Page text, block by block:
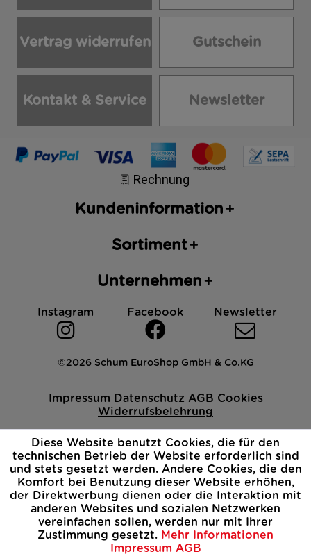
Vertrag widerrufen Gutschein
Kontakt & Service Newsletter
Kundeninformation
Sortiment
Unternehmen
Instagram Facebook Newsletter
©2026 Schum EuroShop GmbH & Co.KG
Impressum Datenschutz AGB Cookies
Widerrufsbelehrung
Diese Website benutzt Cookies, die für den
technischen Betrieb der Website erforderlich sind
und stets gesetzt werden. Andere Cookies, die den
Komfort bei Benutzung dieser Website erhöhen,
der Direktwerbung dienen oder die Interaktion mit
anderen Websites und sozialen Netzwerken
vereinfachen sollen, werden nur mit Ihrer
Zustimmung gesetzt. Mehr Informationen
Impressum AGB